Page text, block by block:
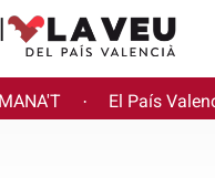
· El País